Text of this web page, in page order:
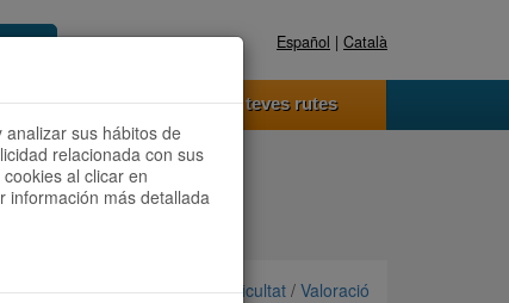
Registra't ara Español | Català
Les teves rutes
Ordenar per: Més recents /Dificultat / Valoració
sus hábitos de
relacionada con sus
al clicar en
información más detallada